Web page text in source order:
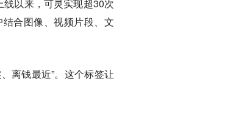
以来，可灵实现超30次
合图像、视频片段、文
离钱最近”。这个标签让